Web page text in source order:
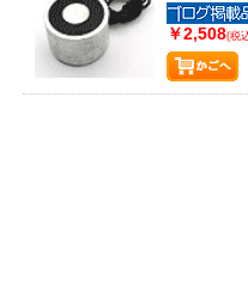
￥2,508(税